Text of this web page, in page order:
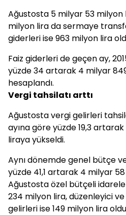
Ağustosta 5 milyar 53 milyon
milyon lira da sermaye
giderleri ise 963 milyon lira
Faiz giderleri de geçen ay,
yüzde 34 artarak 4 milyar
hesaplandı.
Vergi tahsilatı arttı
Ağustosta vergi gelirleri
ayına göre yüzde 19,3
liraya yükseldi.
Aynı dönemde genel bütçe
yüzde 41,1 artarak 4 milyar
Ağustosta özel bütçeli
234 milyon lira, düzenleyici
gelirleri ise 149 milyon lira